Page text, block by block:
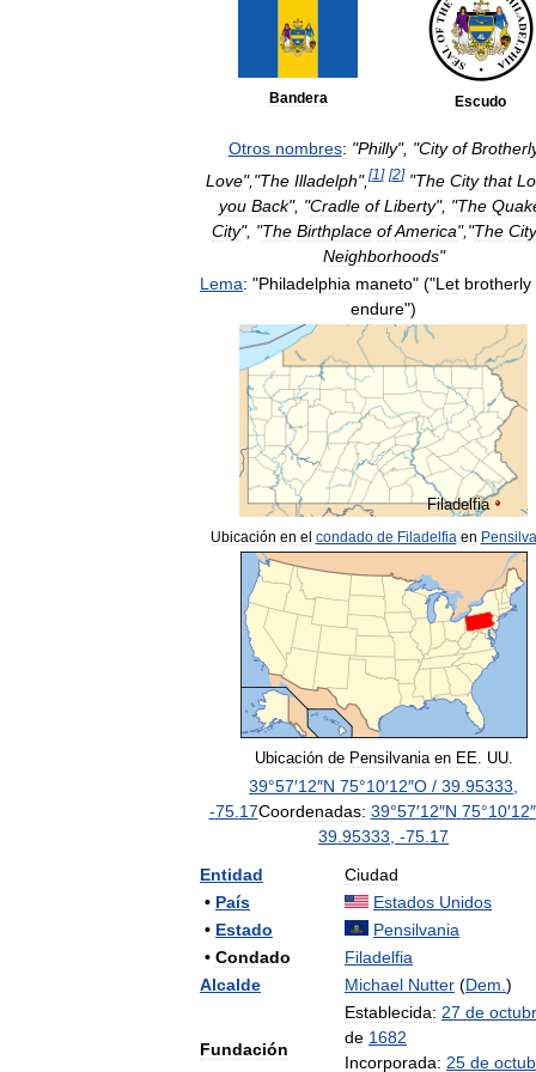
Bandera Escudo
Otros nombres: "Philly", "City of
Love","The Illadelph",[1 ] [2]"The City that
you Back", "Cradle of Liberty", "The
City", "The Birthplace of America","The City
Neighborhoods"
Lema: "Philadelphia maneto" ("Let brotherly
endure")
Filadelfia
Ubicación en el condado de Filadelfia en
Ubicación de Pensilvania en EE. UU.
39°57′12″N 75°10′12″O / 39 95333
-75. 17Coordenadas: 39°57′12″N 75°10′12″
39 95333 -75 17
Entidad
Ciudad
• País Estados Unidos
• Estado
Pensilvania
• Condado
Filadelfia
Alcalde
Michael Nutter (Dem )
Fundación
Establecida: 27 de
de 1682
Incorporada: 25 de